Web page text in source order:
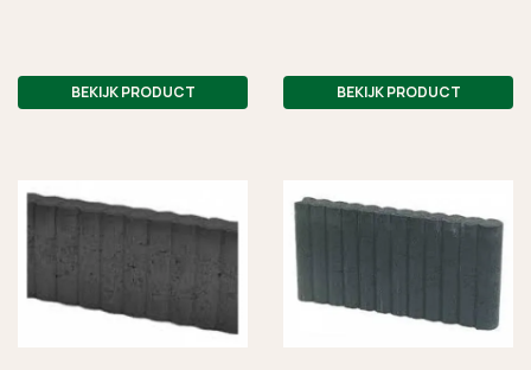
BEKIJK PRODUCT BEKIJK PRODUCT